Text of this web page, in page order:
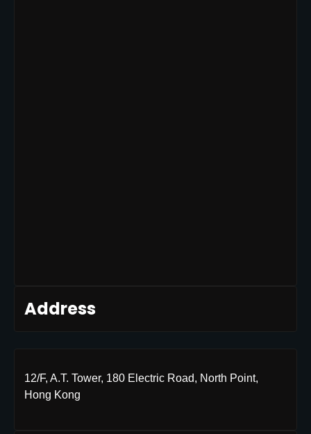
Address
12/F, A.T. Tower, 180 Electric Road, North Point,
Hong Kong